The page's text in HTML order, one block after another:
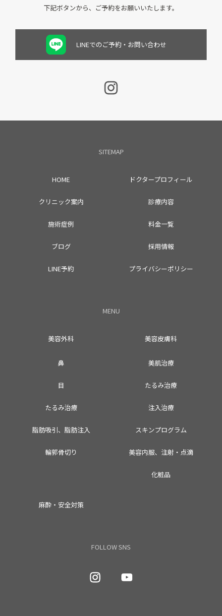
下記ボタンから、ご予約をお願いいたします。
LINEでのご予約・お問い合わせ
SITEMAP
HOME ドクタープロフィール
クリニック案内 診療内容
施術症例 料金一覧
ブログ 採用情報
LINE予約 プライバシーポリシー
MENU
美容外科
鼻
目
たるみ治療
脂肪吸引、脂肪注入
輪郭骨切り
美容皮膚科
美肌治療
たるみ治療
注入治療
スキンプログラム
美容内服、注射・点滴
化粧品
麻酔・安全対策
FOLLOW SNS